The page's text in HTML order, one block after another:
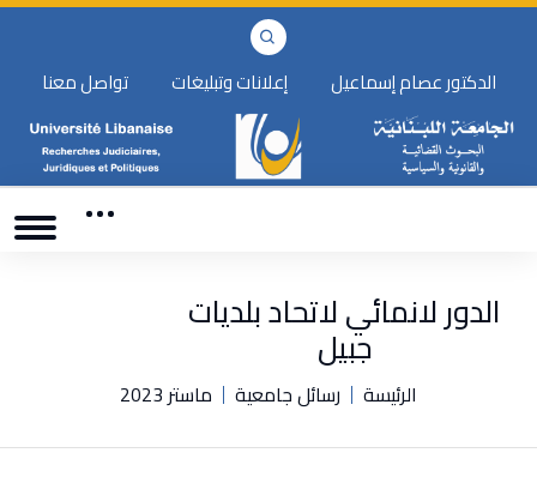
الدكتور عصام إسماعيل إعلانات وتبليغات تواصل معنا
الدور لانمائي لاتحاد بلديات
جبيل
الرئيسة رسائل جامعية ماستر 2023